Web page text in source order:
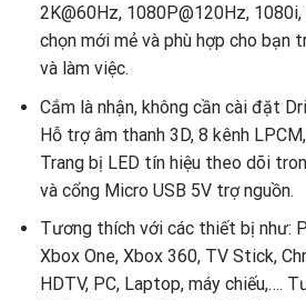
2K@60Hz, 1080P@120Hz,
chọn mới mẻ và phù hợp cho bạn
và làm việc.
Cắm là nhận, không cần cài đặt
Hỗ trợ âm thanh 3D, 8 kênh
Trang bị LED tín hiệu theo dõi
và cổng Micro USB 5V trợ nguồn.
Tương thích với các thiết bị như:
Xbox One, Xbox 360, TV Stick,
HDTV, PC, Laptop, máy chiếu,….